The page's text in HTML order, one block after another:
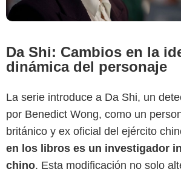
Da Shi: Cambios en la
dinámica del personaje
La serie introduce a Da Shi, un
por Benedict Wong, como un
británico y ex oficial del ejército
en los libros es un investigador
chino. Esta modificación no solo